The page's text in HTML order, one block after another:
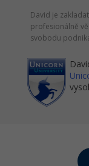
David je
profesionálně
svobodu